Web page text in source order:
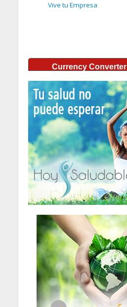
Vive tu Empresa
Currency Converter